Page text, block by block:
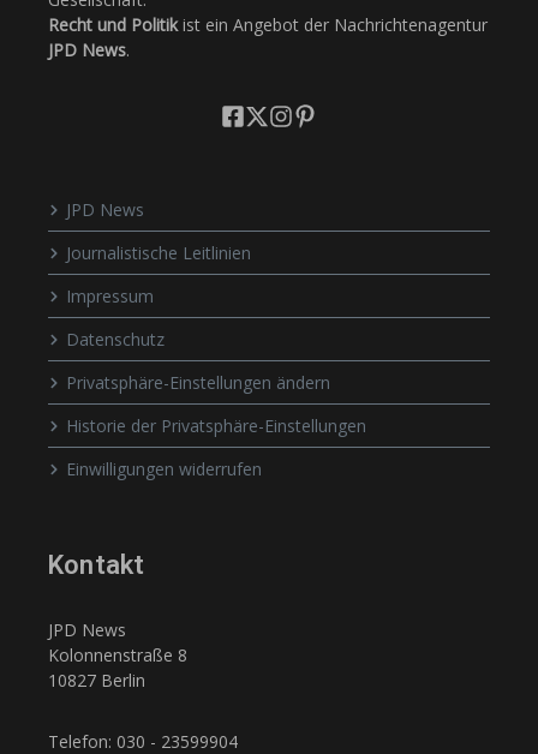
Recht und Politikist ein Angebot der Nachrichtenagentur
JPD News.
JPD News
Journalistische Leitlinien
Impressum
Datenschutz
Privatsphäre-Einstellungen ändern
Historie der Privatsphäre-Einstellungen
Einwilligungen widerrufen
Kontakt
JPD News
Kolonnenstraße 8
10827 Berlin
Telefon: 030 - 23599904